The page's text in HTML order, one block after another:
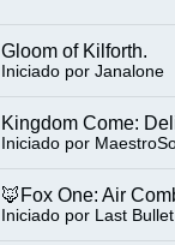
Gloom of Kilforth.
Iniciado por Janalone
Kingdom Come:
Iniciado por
🦊Fox One: Air
Iniciado por Last